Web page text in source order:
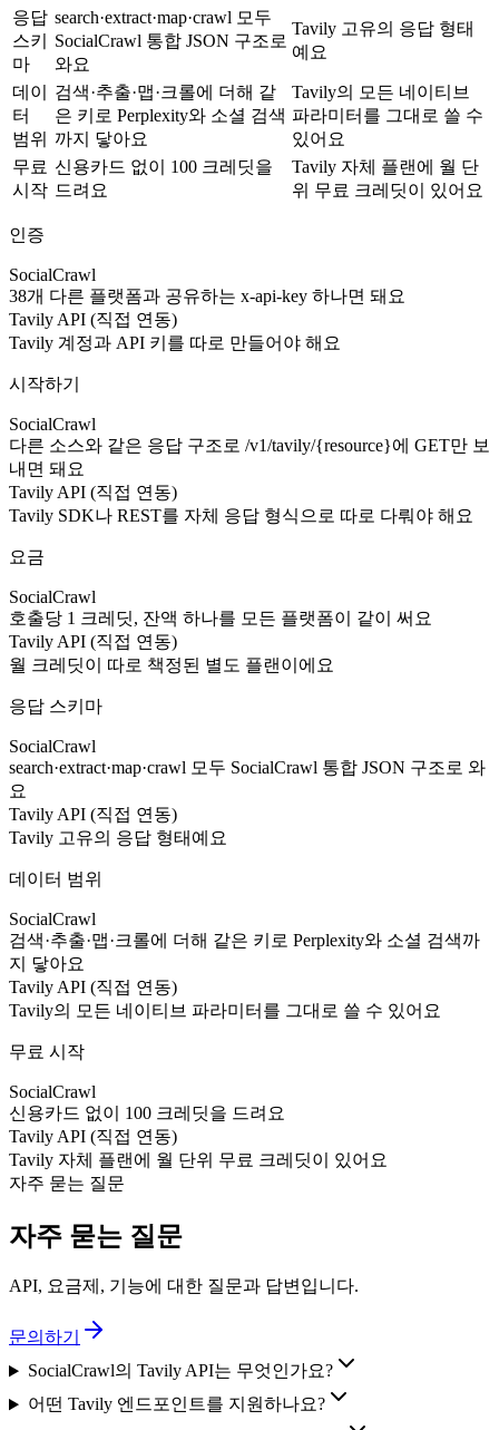
응답
스키
마
search·extract·map·crawl 모두
SocialCrawl 통합 JSON 구조로
와요
Tavily 고유의 응답 형태
예요
데이
터
범위
검색·추출·맵·크롤에 더해 같
은 키로 Perplexity와 소셜 검색
까지 닿아요
Tavily의 모든 네이티브
파라미터를 그대로 쓸 수
있어요
무료
시작
신용카드 없이 100 크레딧을
드려요
Tavily 자체 플랜에 월 단
위 무료 크레딧이 있어요
인증
SocialCrawl
38개 다른 플랫폼과 공유하는 x-api-key 하나면 돼요
Tavily API (직접 연동)
Tavily 계정과 API 키를 따로 만들어야 해요
시작하기
SocialCrawl
다른 소스와 같은 응답 구조로 /v1/tavily/{resource}에 GET만 보
내면 돼요
Tavily API (직접 연동)
Tavily SDK나 REST를 자체 응답 형식으로 따로 다뤄야 해요
요금
SocialCrawl
호출당 1 크레딧, 잔액 하나를 모든 플랫폼이 같이 써요
Tavily API (직접 연동)
월 크레딧이 따로 책정된 별도 플랜이에요
응답 스키마
SocialCrawl
search·extract·map·crawl 모두 SocialCrawl 통합 JSON 구조로 와
요
Tavily API (직접 연동)
Tavily 고유의 응답 형태예요
데이터 범위
SocialCrawl
검색·추출·맵·크롤에 더해 같은 키로 Perplexity와 소셜 검색까
지 닿아요
Tavily API (직접 연동)
Tavily의 모든 네이티브 파라미터를 그대로 쓸 수 있어요
무료 시작
SocialCrawl
신용카드 없이 100 크레딧을 드려요
Tavily API (직접 연동)
Tavily 자체 플랜에 월 단위 무료 크레딧이 있어요
자주 묻는 질문
자주 묻는 질문
API, 요금제, 기능에 대한 질문과 답변입니다.
문의하기
SocialCrawl의 Tavily API는 무엇인가요?
어떤 Tavily 엔드포인트를 지원하나요?